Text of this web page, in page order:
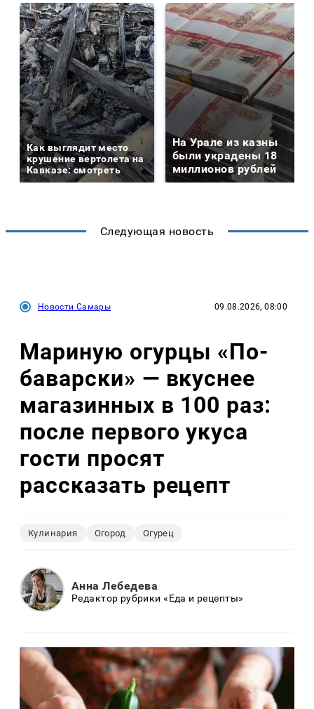
Как выглядит место
крушение вертолета на
Кавказе: смотреть
На Урале из казны
были украдены 18
миллионов рублей
Следующая новость
Новости Самары 09.08.2026, 08:00
Мариную огурцы «По-
баварски» — вкуснее
магазинных в 100 раз:
после первого укуса
гости просят
рассказать рецепт
Кулинария Огород Огурец
Анна Лебедева
Редактор рубрики «Еда и рецепты»